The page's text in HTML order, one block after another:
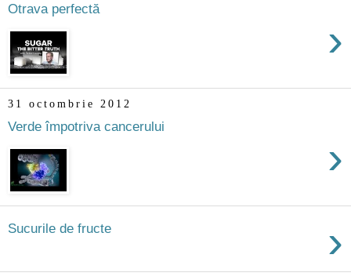
Otrava perfectă
›
31 octombrie 2012
Verde împotriva cancerului
›
Sucurile de fructe ›